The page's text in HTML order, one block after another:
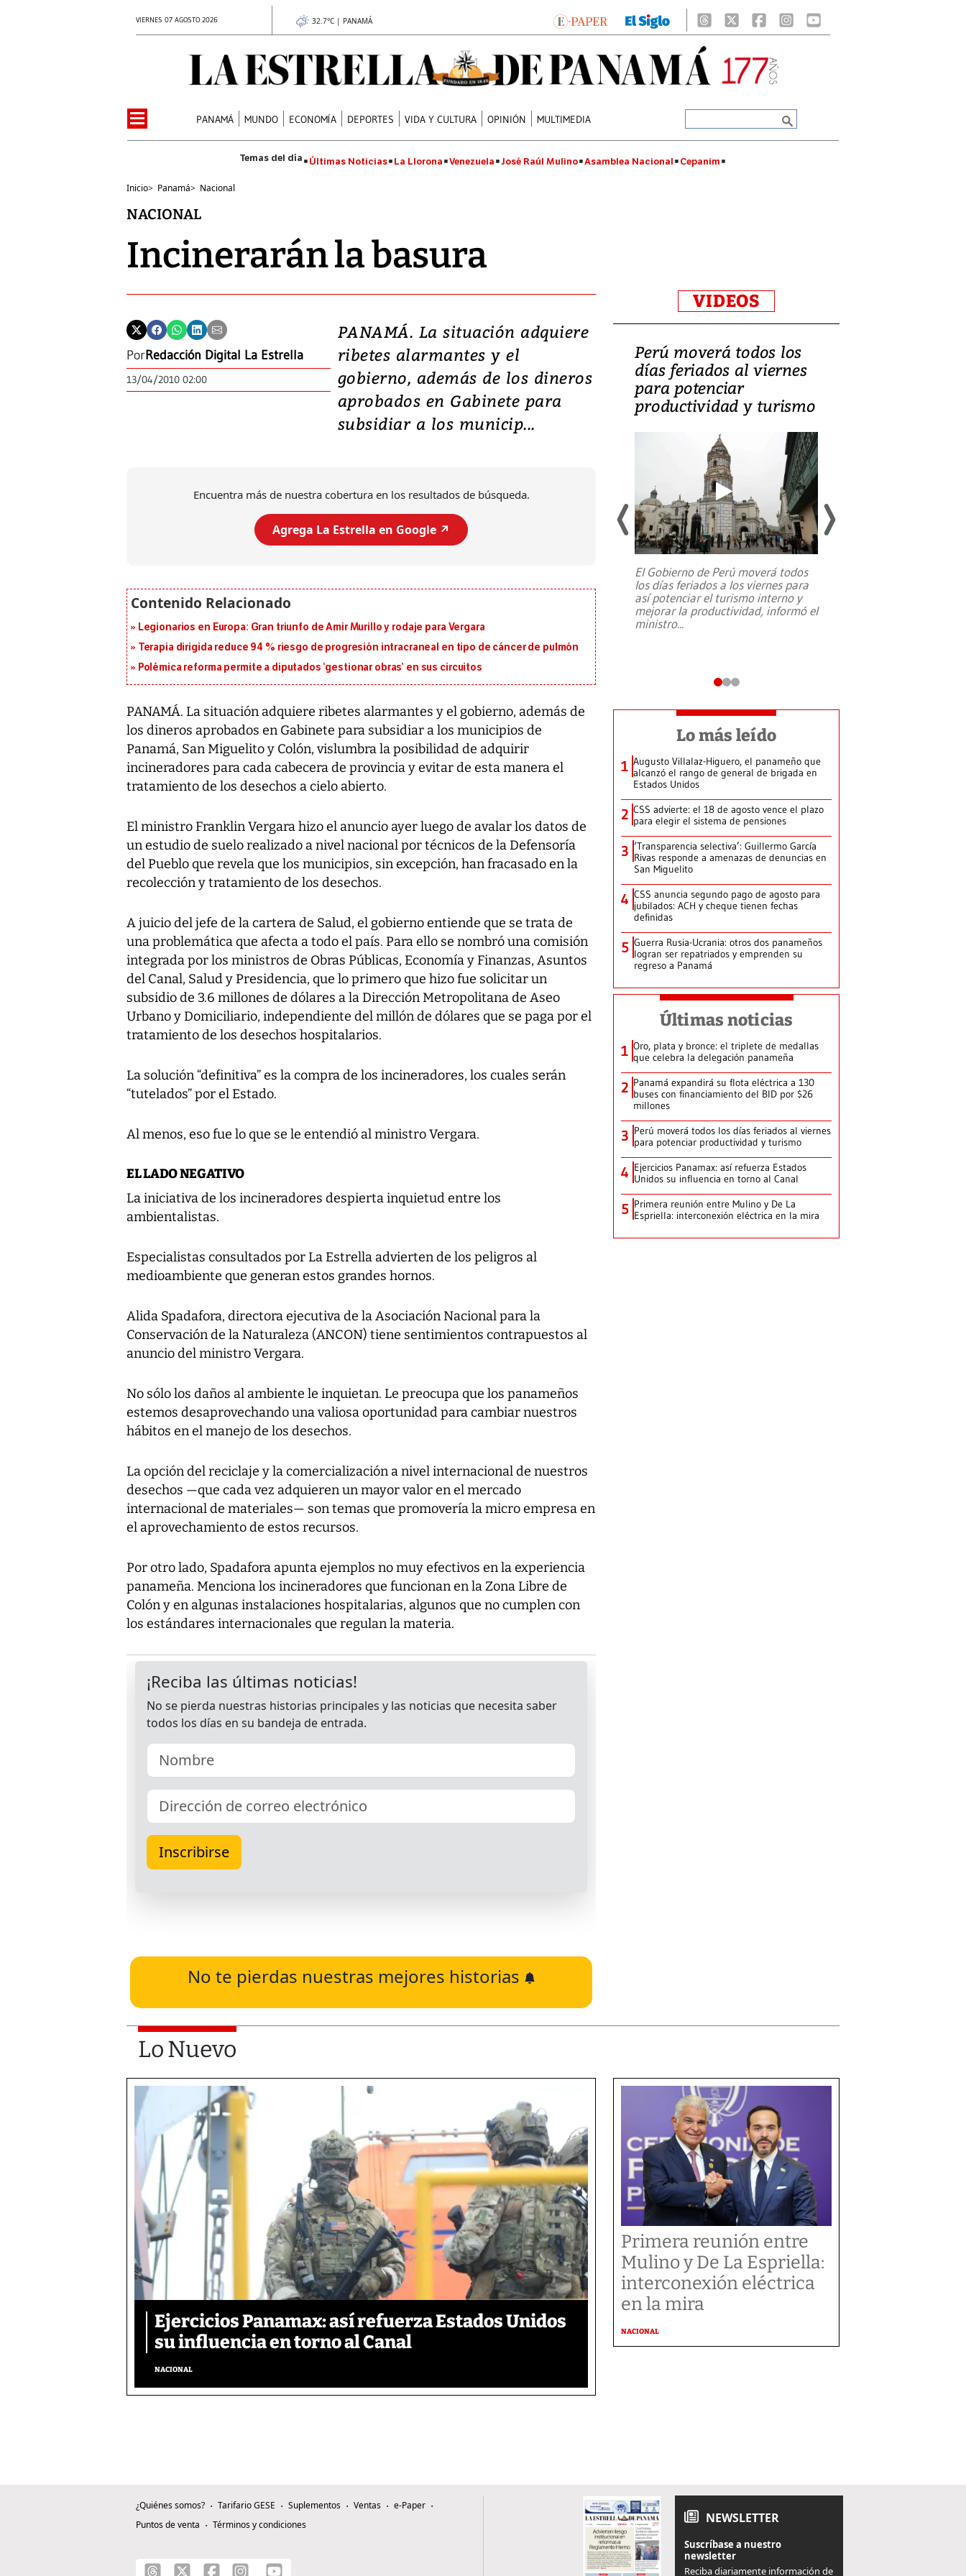
VIERNES 07 AGOSTO 2026 32.7°C | PANAMÁ
PANAMÁ MUNDO ECONOMÍA DEPORTES VIDA Y CULTURA OPINIÓN MULTIMEDIA
Últimas Noticias La Llorona Venezuela José Raúl Mulino Asamblea Nacional Cepanim
Inicio> Panamá> Nacional
NACIONAL
Incinerarán la basura
PorRedacción Digital La Estrella
13/04/2010 02:00
PANAMÁ. La situación adquiere
ribetes alarmantes y el
gobierno, además de los dineros
aprobados en Gabinete para
subsidiar a los municip...
Encuentra más de nuestra cobertura en los resultados de búsqueda.
Agrega La Estrella en Google ↗️
Legionarios en Europa: Gran triunfo de Amir Murillo y rodaje para Vergara
Terapia dirigida reduce 94 % riesgo de progresión intracraneal en tipo de cáncer de pulmón
Polémica reforma permite a diputados ‘gestionar obras’ en sus circuitos
PANAMÁ. La situación adquiere ribetes alarmantes y el gobierno, además de
los dineros aprobados en Gabinete para subsidiar a los municipios de
Panamá, San Miguelito y Colón, vislumbra la posibilidad de adquirir
incineradores para cada cabecera de provincia y evitar de esta manera el
tratamiento de los desechos a cielo abierto.
El ministro Franklin Vergara hizo el anuncio ayer luego de avalar los datos de
un estudio de suelo realizado a nivel nacional por técnicos de la Defensoría
del Pueblo que revela que los municipios, sin excepción, han fracasado en la
recolección y tratamiento de los desechos.
A juicio del jefe de la cartera de Salud, el gobierno entiende que se trata de
una problemática que afecta a todo el país. Para ello se nombró una comisión
integrada por los ministros de Obras Públicas, Economía y Finanzas, Asuntos
del Canal, Salud y Presidencia, que lo primero que hizo fue solicitar un
subsidio de 3.6 millones de dólares a la Dirección Metropolitana de Aseo
Urbano y Domiciliario, independiente del millón de dólares que se paga por el
tratamiento de los desechos hospitalarios.
La solución “definitiva” es la compra de los incineradores, los cuales serán
“tutelados” por el Estado.
Al menos, eso fue lo que se le entendió al ministro Vergara.
EL LADO NEGATIVO
La iniciativa de los incineradores despierta inquietud entre los
ambientalistas.
Especialistas consultados por La Estrella advierten de los peligros al
medioambiente que generan estos grandes hornos.
Alida Spadafora, directora ejecutiva de la Asociación Nacional para la
Conservación de la Naturaleza (ANCON) tiene sentimientos contrapuestos al
anuncio del ministro Vergara.
No sólo los daños al ambiente le inquietan. Le preocupa que los panameños
estemos desaprovechando una valiosa oportunidad para cambiar nuestros
hábitos en el manejo de los desechos.
La opción del reciclaje y la comercialización a nivel internacional de nuestros
desechos —que cada vez adquieren un mayor valor en el mercado
internacional de materiales— son temas que promovería la micro empresa en
el aprovechamiento de estos recursos.
Por otro lado, Spadafora apunta ejemplos no muy efectivos en la experiencia
panameña. Menciona los incineradores que funcionan en la Zona Libre de
Colón y en algunas instalaciones hospitalarias, algunos que no cumplen con
los estándares internacionales que regulan la materia.
No te pierdas nuestras mejores historias
VIDEOS
Video: Lula lanza su
candidatura con
promesas de inversión
en defensa, educación y
tierras raras
Entre recuerdos y escuetas
da Silva, oficializó este domingo su
candidatura...
Perú moverá todos los
días feriados al viernes
para potenciar
productividad y turismo
El Gobierno de Perú moverá todos
los días feriados a los viernes para
así potenciar el turismo interno y
mejorar la productividad, informó el
ministro...
Lo más leído
1 Augusto Villalaz-Higuero, el panameño que
alcanzó el rango de general de brigada en
Estados Unidos
2 CSS advierte: el 18 de agosto vence el plazo
para elegir el sistema de pensiones
3 ‘Transparencia selectiva’: Guillermo García
Rivas responde a amenazas de denuncias en
San Miguelito
4 CSS anuncia segundo pago de agosto para
jubilados: ACH y cheque tienen fechas
definidas
5 Guerra Rusia-Ucrania: otros dos panameños
logran ser repatriados y emprenden su
regreso a Panamá
Últimas noticias
1 Oro, plata y bronce: el triplete de medallas
que celebra la delegación panameña
2 Panamá expandirá su flota eléctrica a 130
buses con financiamiento del BID por $26
millones
3 Perú moverá todos los días feriados al viernes
para potenciar productividad y turismo
4 Ejercicios Panamax: así refuerza Estados
Unidos su influencia en torno al Canal
5 Primera reunión entre Mulino y De La
Espriella: interconexión eléctrica en la mira
Lo Nuevo
Ejercicios Panamax: así refuerza Estados Unidos
su influencia en torno al Canal
NACIONAL
Primera reunión entre
Mulino y De La Espriella:
interconexión eléctrica
en la mira
NACIONAL
¿Quiénes somos? Tarifario GESE Suplementos Ventas
e-Paper
Puntos de venta
Términos y condiciones NEWSLETTER
Suscríbase a nuestro
newsletter
Reciba diariamente información de